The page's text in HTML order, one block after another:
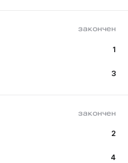
закончен
1
3
закончен
2
4